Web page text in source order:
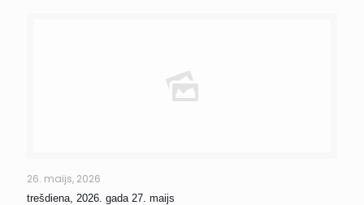
26. maijs, 2026
trešdiena, 2026. gada 27. maijs